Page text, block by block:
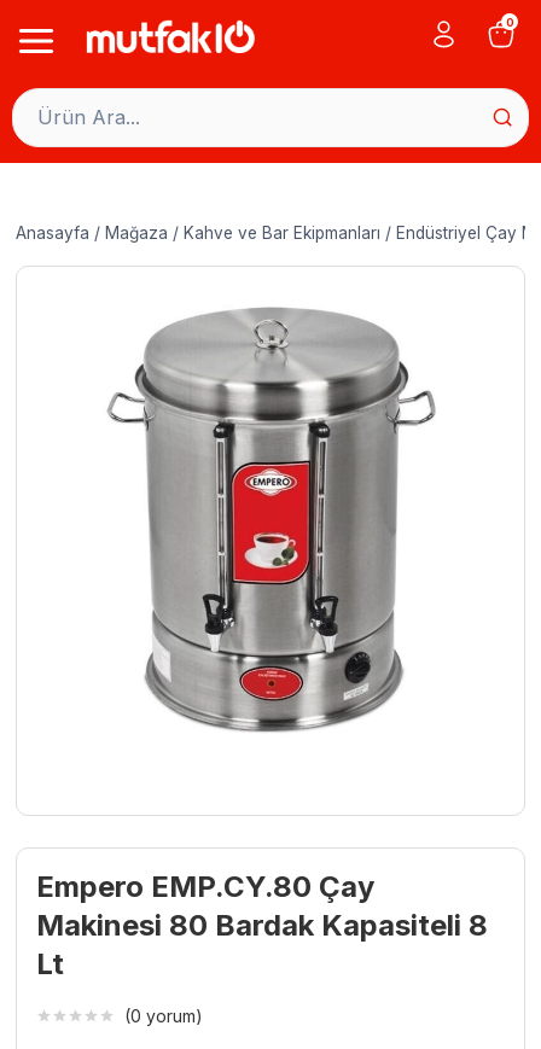
0
Anasayfa / Mağaza / Kahve ve Bar Ekipmanları / Endüstriyel Çay
Empero EMP.CY.80 Çay
Makinesi 80 Bardak Kapasiteli 8
Lt
(0 yorum)